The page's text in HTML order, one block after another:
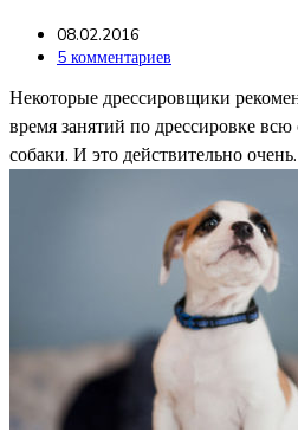
08.02.2016
5 комментариев
Некоторые дрессировщики
время занятий по дрессировке
собаки. И это действительно